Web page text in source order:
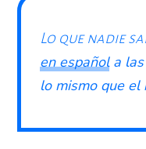
Lo que nadie
en española las
lo mismo que